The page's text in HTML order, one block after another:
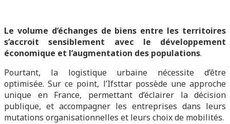
Le volume d’échanges de biens entre les territoires
s’accroit sensiblement avec le développement
économique et l’augmentation des populations.
Pourtant, la logistique urbaine nécessite d’être
optimisée. Sur ce point, l’Ifsttar possède une approche
unique en France, permettant d’éclairer la décision
publique, et accompagner les entreprises dans leurs
mutations organisationnelles et leurs choix de mobilités.